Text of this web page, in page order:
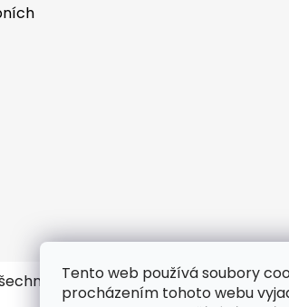
Tento web používá soubory
procházením tohoto webu
práva vyhrazena.Upravit